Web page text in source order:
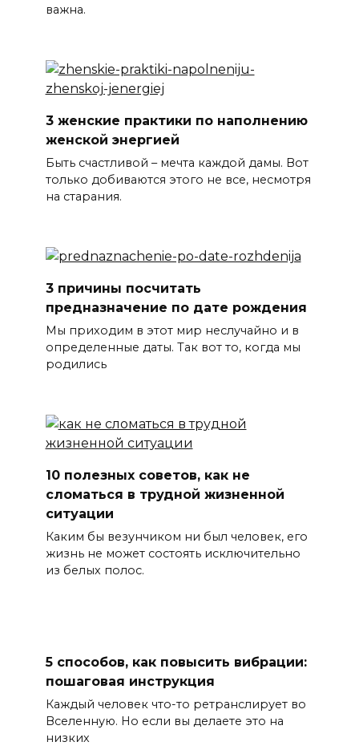
важна.
3 женские практики по наполнению
женской энергией
Быть счастливой – мечта каждой дамы. Вот
только добиваются этого не все, несмотря
на старания.
3 причины посчитать
предназначение по дате рождения
Мы приходим в этот мир неслучайно и в
определенные даты. Так вот то, когда мы
родились
10 полезных советов, как не
сломаться в трудной жизненной
ситуации
Каким бы везунчиком ни был человек, его
жизнь не может состоять исключительно
из белых полос.
5 способов, как повысить вибрации:
пошаговая инструкция
Каждый человек что-то ретранслирует во
Вселенную. Но если вы делаете это на
низких